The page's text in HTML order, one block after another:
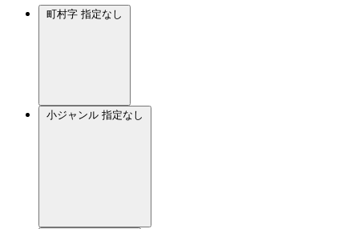
町村字 指定なし
小ジャンル 指定なし